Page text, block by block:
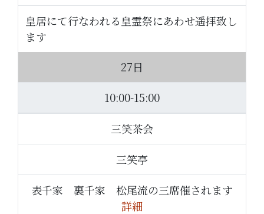
皇居にて行なわれる皇霊祭にあわせ遥拝致し
ます
27日
10:00-15:00
三笑茶会
三笑亭
表千家 裏千家 松尾流の三席催されます
詳細